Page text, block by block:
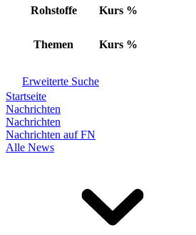
Rohstoffe Kurs %
Themen Kurs %
Erweiterte Suche
Startseite
Nachrichten
Nachrichten
Nachrichten auf FN
Alle News